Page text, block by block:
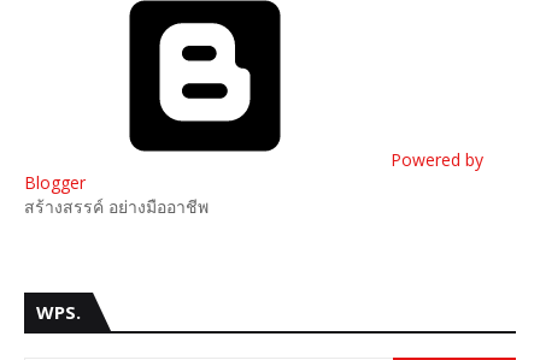
Powered by
Blogger
สร้างสรรค์ อย่างมืออาชีพ
WPS.